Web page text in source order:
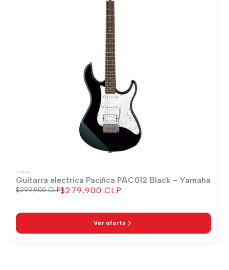
YAMAHA
Guitarra electrica Pacifica PAC012 Black - Yamaha
Precio
$299,900 CLPPrecio
$279,900 CLP
Ver oferta